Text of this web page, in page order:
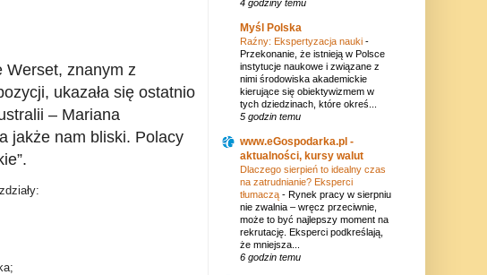
Werset, znanym z
ukazała się ostatnio
– Mariana
jakże nam bliski. Polacy
4 godziny temu
Myśl Polska
Raźny: Ekspertyzacja nauki -
Przekonanie, że istnieją w Polsce
instytucje naukowe i związane z
nimi środowiska akademickie
kierujące się obiektywizmem w
tych dziedzinach, które okreś...
5 godzin temu
www.eGospodarka.pl -
aktualności, kursy walut
Dlaczego sierpień to idealny czas
na zatrudnianie? Eksperci
tłumaczą - Rynek pracy w sierpniu
nie zwalnia – wręcz przeciwnie,
może to być najlepszy moment na
rekrutację. Eksperci podkreślają,
że mniejsza...
6 godzin temu